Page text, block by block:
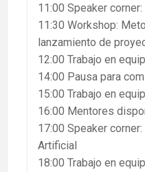
11:00 Speaker
11:30 Workshop:
lanzamiento de
12:00 Trabajo en
14:00 Pausa para
15:00 Trabajo en
16:00 Mentores
17:00 Speaker
Artificial
18:00 Trabajo en